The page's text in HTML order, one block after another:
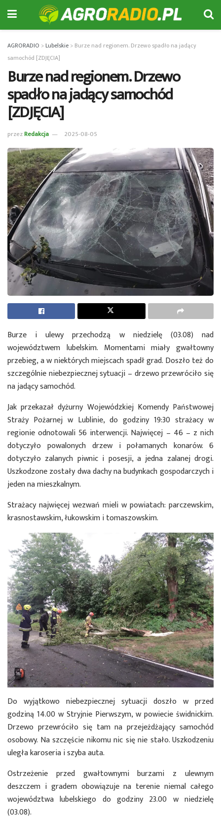
AGRORADIO >Lubelskie > Burze nad regionem. Drzewo spadło na jadący
samochód [ZDJĘCIA]
Burze nad regionem. Drzewo
spadło na jadący samochód
[ZDJĘCIA]
przezRedakcja 2025-08-05
Burze i ulewy przechodzą w niedzielę (03.08) nad
województwem lubelskim. Momentami miały gwałtowny
przebieg, a w niektórych miejscach spadł grad. Doszło też do
szczególnie niebezpiecznej sytuacji – drzewo przewróciło się
na jadący samochód.
Jak przekazał dyżurny Wojewódzkiej Komendy Państwowej
Straży Pożarnej w Lublinie, do godziny 19:30 strażacy w
regionie odnotowali 56 interwencji. Najwięcej – 46 – z nich
dotyczyło powalonych drzew i połamanych konarów. 6
dotyczyło zalanych piwnic i posesji, a jedna zalanej drogi.
Uszkodzone zostały dwa dachy na budynkach gospodarczych i
jeden na mieszkalnym.
Strażacy najwięcej wezwań mieli w powiatach: parczewskim,
krasnostawskim, łukowskim i tomaszowskim.
Do wyjątkowo niebezpiecznej sytuacji doszło w przed
godziną 14.00 w Stryjnie Pierwszym, w powiecie świdnickim.
Drzewo przewróciło się tam na przejeżdżający samochód
osobowy. Na szczęście nikomu nic się nie stało. Uszkodzeniu
uległa karoseria i szyba auta.
Ostrzeżenie przed gwałtownymi burzami z ulewnym
deszczem i gradem obowiązuje na terenie niemal całego
województwa lubelskiego do godziny 23.00 w niedzielę
(03.08).